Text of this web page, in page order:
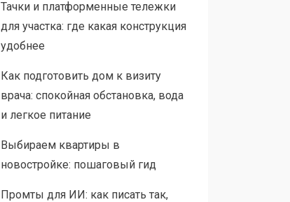
Тачки и платформенные тележки
для участка: где какая конструкция
удобнее
Как подготовить дом к визиту
врача: спокойная обстановка, вода
и легкое питание
Выбираем квартиры в
новостройке: пошаговый гид
Промты для ИИ: как писать так,